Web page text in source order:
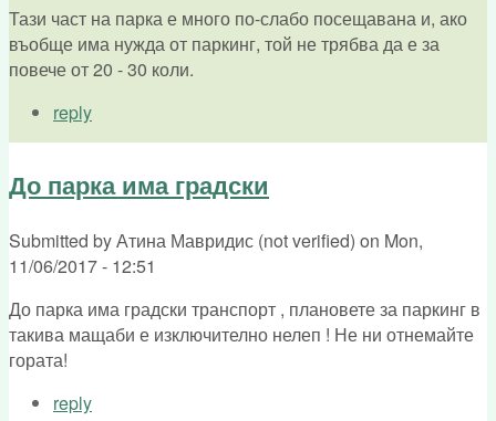
Тази част на парка е много по-слабо посещавана и, ако
въобще има нужда от паркинг, той не трябва да е за
повече от 20 - 30 коли.
reply
До парка има градски
Submitted byАтина Мавридис (not verified) on Mon,
11/06/2017 - 12:51
До парка има градски транспорт , плановете за паркинг в
такива мащаби е изключително нелеп ! Не ни отнемайте
гората!
reply